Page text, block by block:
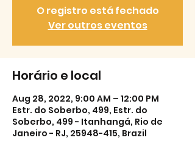
O registro está fechado
Ver outros eventos
Horário e local
Aug 28, 2022, 9:00 AM – 12:00 PM
Estr. do Soberbo, 499, Estr. do
Soberbo, 499 - Itanhangá, Rio de
Janeiro - RJ, 25948-415, Brazil